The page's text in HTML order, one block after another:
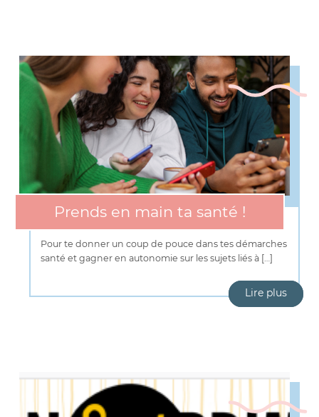
Prends en main ta santé !
Pour te donner un coup de pouce dans tes démarches
santé et gagner en autonomie sur les sujets liés à […]
Lire plus